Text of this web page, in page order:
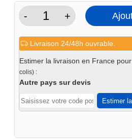
-
quantité
Films
de
pour
cabine
sablage
+
Livraison 24/48h ouvrable.
Estimer la livraison en France
colis) :
Autre pays sur devis
Estimer